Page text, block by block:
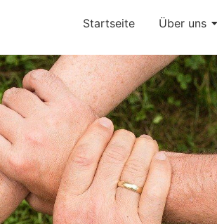
Startseite Über uns